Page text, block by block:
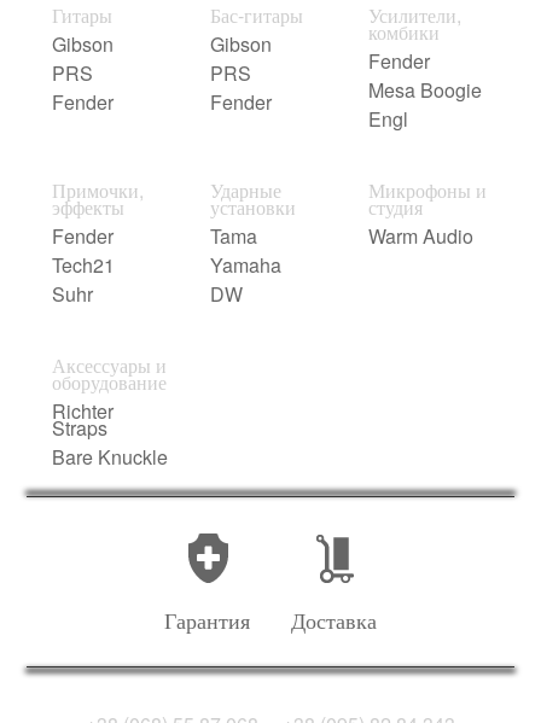
Гитары
Gibson
PRS
Fender
Бас-гитары
Gibson
PRS
Fender
Усилители,
комбики
Fender
Mesa Boogie
Engl
Примочки,
эффекты
Fender
Tech21
Suhr
Ударные
установки
Tama
Yamaha
DW
Микрофоны и
студия
Warm Audio
Аксессуары и
оборудование
Richter
Straps
Bare Knuckle
Гарантия Доставка